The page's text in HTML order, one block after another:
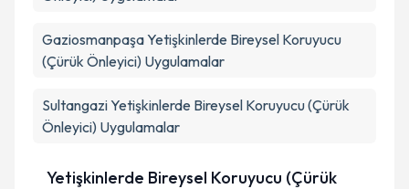
GaziosmanpaşaYetişkinlerde Bireysel Koruyucu
(Çürük Önleyici) Uygulamalar
SultangaziYetişkinlerde Bireysel Koruyucu (Çürük
Önleyici) Uygulamalar
Yetişkinlerde Bireysel Koruyucu (Çürük